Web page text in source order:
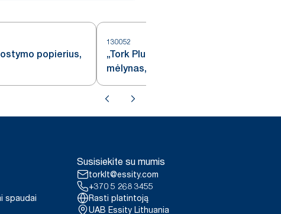
popierius,
130052
„Tork Plus“ šluostymo popierius,
mėlynas, W1/2
spaudai
Susisiekite su mumis
torklt@essity.com
+370 5 268 3455
Rasti platintoją
UAB Essity Lithuania